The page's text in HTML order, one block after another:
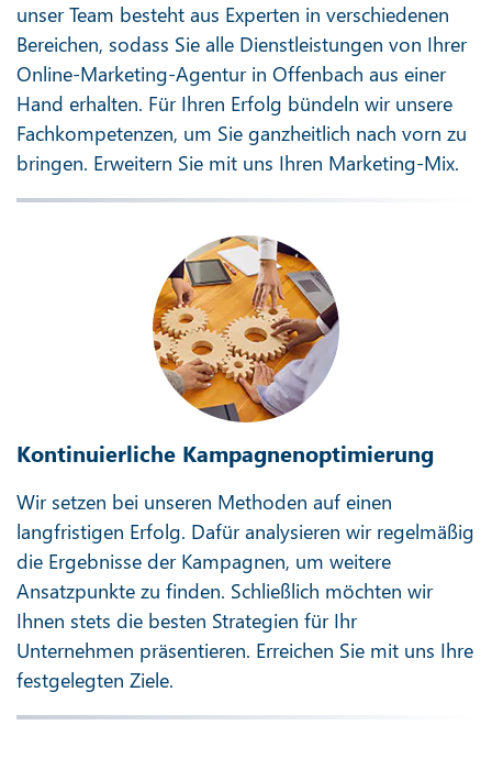
unser Team besteht aus Experten in verschiedenen
Bereichen, sodass Sie alle Dienstleistungen von Ihrer
Online-Marketing-Agentur in Offenbach aus einer
Hand erhalten. Für Ihren Erfolg bündeln wir unsere
Fachkompetenzen, um Sie ganzheitlich nach vorn zu
bringen. Erweitern Sie mit uns Ihren Marketing-Mix.
Kontinuierliche Kampagnenoptimierung
Wir setzen bei unseren Methoden auf einen
langfristigen Erfolg. Dafür analysieren wir regelmäßig
die Ergebnisse der Kampagnen, um weitere
Ansatzpunkte zu finden. Schließlich möchten wir
Ihnen stets die besten Strategien für Ihr
Unternehmen präsentieren. Erreichen Sie mit uns Ihre
festgelegten Ziele.